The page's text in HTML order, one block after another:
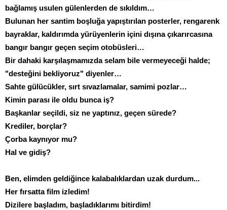
bağlamış usulen gülenlerden de sıkıldım…
Bulunan her santim boşluğa yapıştırılan posterler, rengarenk
bayraklar, kaldırımda yürüyenlerin içini dışına çıkarırcasına
bangır bangır geçen seçim otobüsleri…
Bir dahaki karşılaşmamızda selam bile vermeyeceği halde;
"desteğini bekliyoruz" diyenler…
Sahte gülücükler, sırt sıvazlamalar, samimi pozlar…
Kimin parası ile oldu bunca iş?
Başkanlar seçildi, siz ne yaptınız, geçen sürede?
Krediler, borçlar?
Çorba kaynıyor mu?
Hal ve gidiş?
Ben, elimden geldiğince kalabalıklardan uzak durdum...
Her fırsatta film izledim!
Dizilere başladım, başladıklarımı bitirdim!